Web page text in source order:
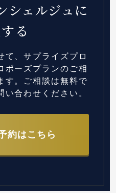
シェルジュに
る
て、サプライズプロ
ポーズプランのご相
す。 ご相談は無料で
合わせください。
約はこちら